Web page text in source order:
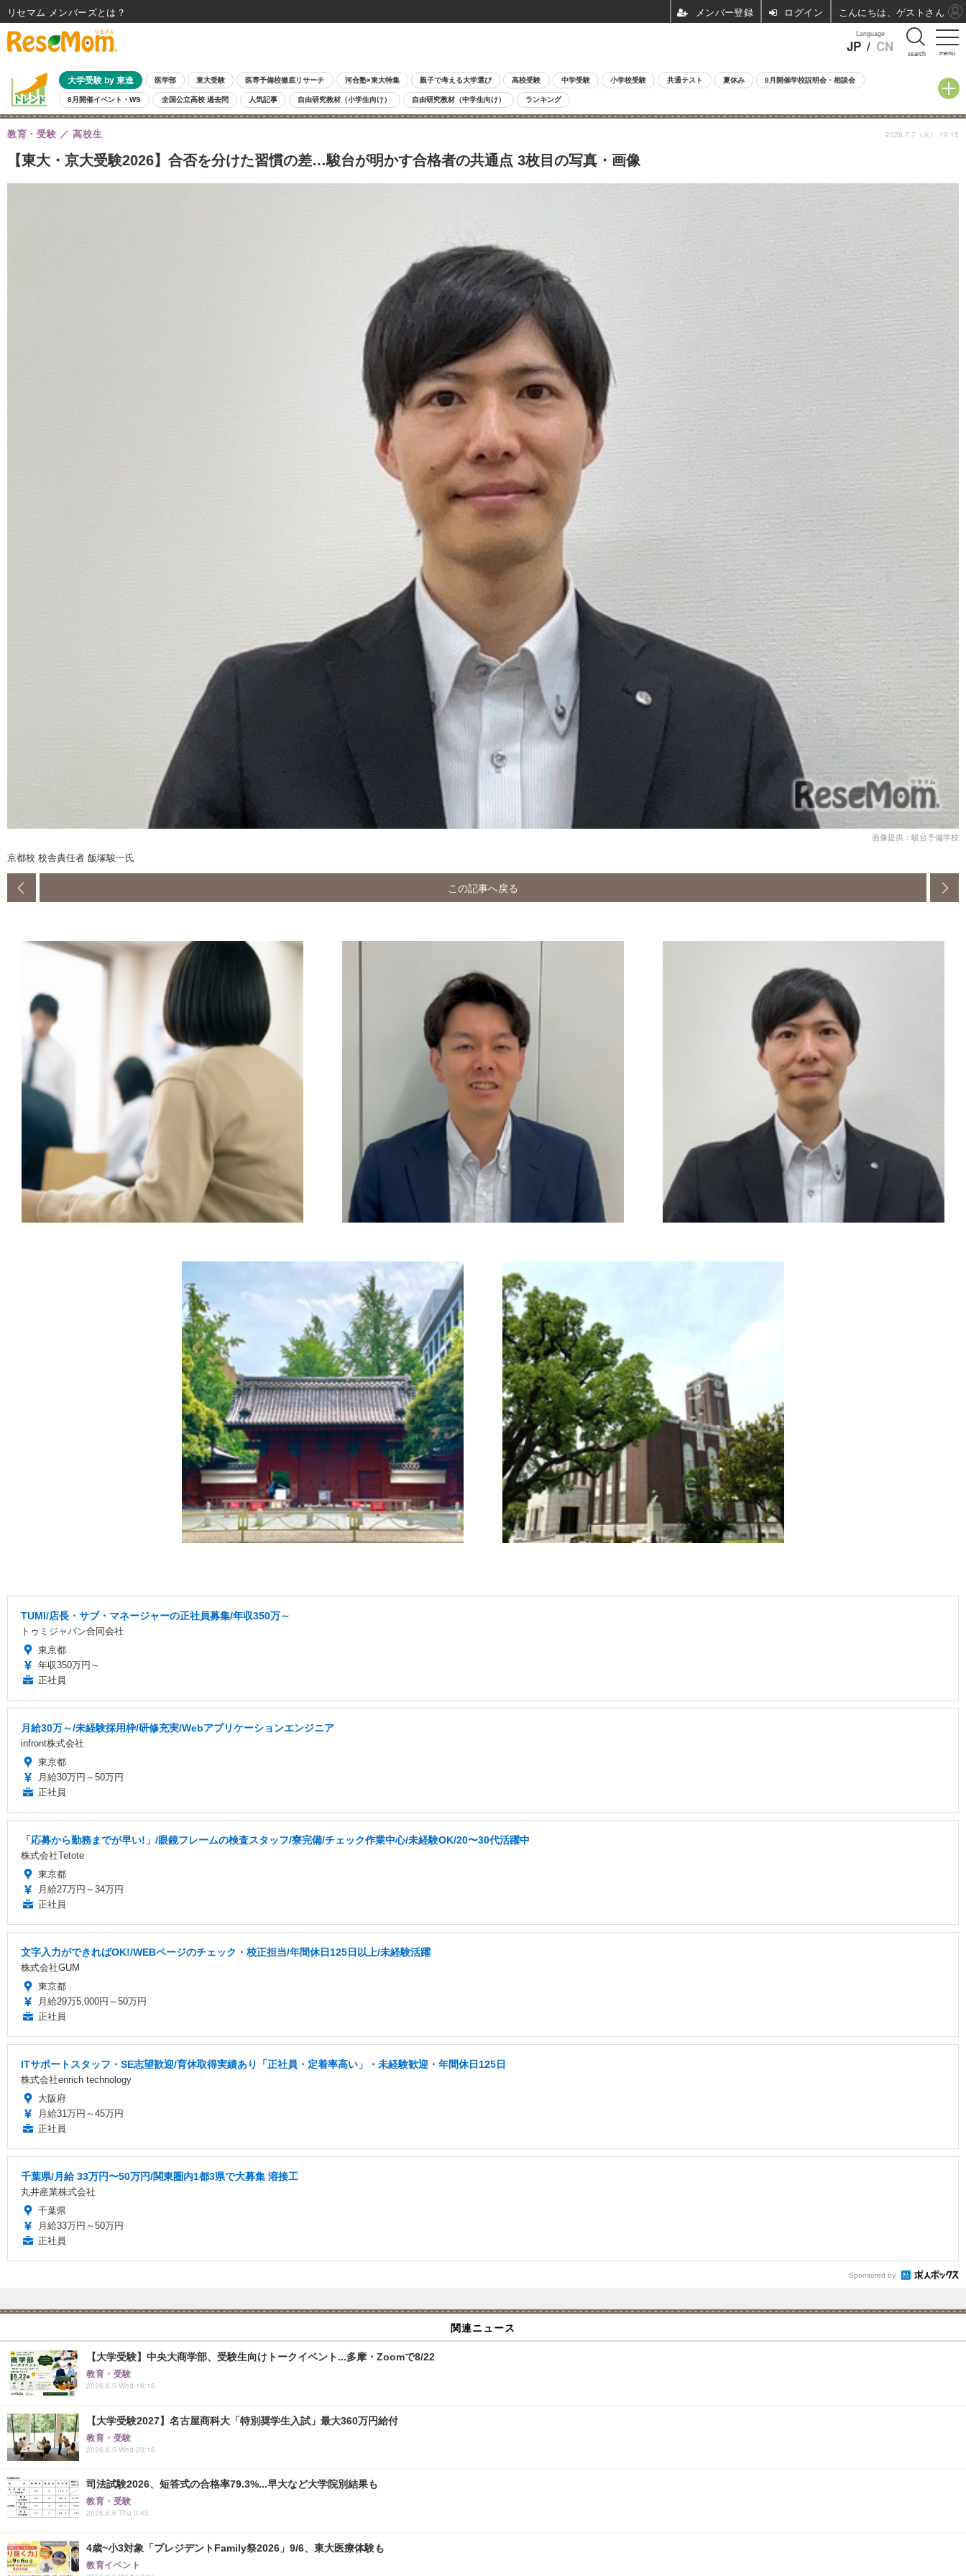
menu
Language
JP / CN search
大学受験 by 東進 医学部 東大受験 医専予備校徹底リサーチ 河合塾×東大特集 親子で考える大学選び 高校受験 中学受験 小学校受験 共通テスト 夏休み 8月開催学校説明会・相談会
8月開催イベント・WS 全国公立高校 過去問 人気記事 自由研究教材（小学生向け） 自由研究教材（中学生向け） ランキング
【東大・京大受験2026】合否を分けた習慣の差…駿台が明かす合格者の共通点 3枚目の写真・画像
教育・受験 高校生 2026.7.7（火） 19:15
画像提供：駿台予備学校
京都校 校舎責任者 飯塚駿一氏
この記事へ戻る
TUMI/店長・サブ・マネージャーの正社員募集/年収350万～
トゥミジャパン合同会社
東京都
年収350万円～
正社員
月給30万～/未経験採用枠/研修充実/Webアプリケーションエンジニア
infront株式会社
東京都
月給30万円～50万円
正社員
「応募から勤務までが早い!」/眼鏡フレームの検査スタッフ/寮完備/チェック作業中心/未経験OK/20〜30代活躍中
株式会社Tetote
東京都
月給27万円～34万円
正社員
文字入力ができればOK!/WEBページのチェック・校正担当/年間休日125日以上/未経験活躍
株式会社GUM
東京都
月給29万5,000円～50万円
正社員
ITサポートスタッフ・SE志望歓迎/育休取得実績あり「正社員・定着率高い」・未経験歓迎・年間休日125日
株式会社enrich technology
大阪府
月給31万円～45万円
正社員
千葉県/月給 33万円〜50万円/関東圏内1都3県で大募集 溶接工
丸井産業株式会社
千葉県
月給33万円～50万円
正社員
Sponsored by
関連ニュース
【大学受験】中央大商学部、受験生向けトークイベント...多摩・Zoomで8/22
教育・受験
2026.8.5 Wed 16:15
【大学受験2027】名古屋商科大「特別奨学生入試」最大360万円給付
教育・受験
2026.8.5 Wed 20:15
司法試験2026、短答式の合格率79.3%...早大など大学院別結果も
教育・受験
2026.8.6 Thu 0:45
4歳~小3対象「プレジデントFamily祭2026」9/6、東大医療体験も
教育イベント
リセマム メンバーズ ログイン こんにちは、ゲストさん